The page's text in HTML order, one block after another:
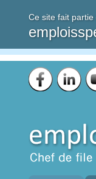
Ce site fait